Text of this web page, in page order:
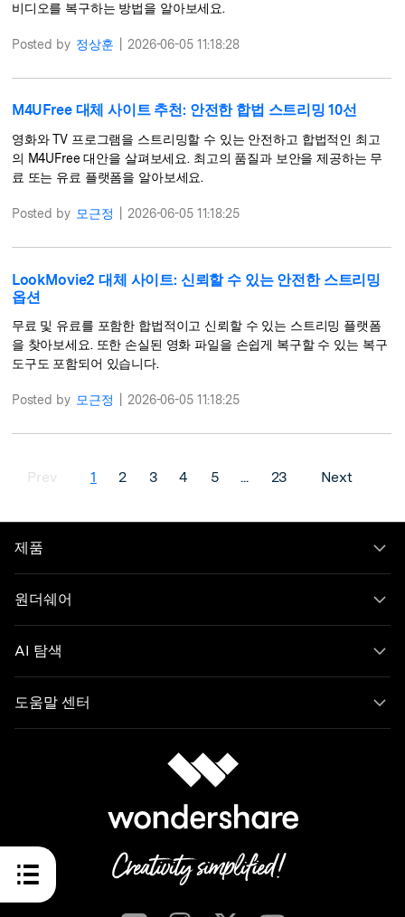
비디오를 복구하는 방법을 알아보세요.
Posted by 정상훈 2026-06-05 11:18:28
M4UFree 대체 사이트 추천: 안전한 합법 스트리밍 10선
영화와 TV 프로그램을 스트리밍할 수 있는 안전하고 합법적인 최고
의 M4UFree 대안을 살펴보세요. 최고의 품질과 보안을 제공하는 무
료 또는 유료 플랫폼을 알아보세요.
Posted by 모근정 2026-06-05 11:18:25
LookMovie2 대체 사이트: 신뢰할 수 있는 안전한 스트리밍
옵션
무료 및 유료를 포함한 합법적이고 신뢰할 수 있는 스트리밍 플랫폼
을 찾아보세요. 또한 손실된 영화 파일을 손쉽게 복구할 수 있는 복구
도구도 포함되어 있습니다.
Posted by 모근정 2026-06-05 11:18:25
Prev 1 2 3 4 5 ... 23 Next
제품
원더쉐어
AI 탐색
도움말 센터